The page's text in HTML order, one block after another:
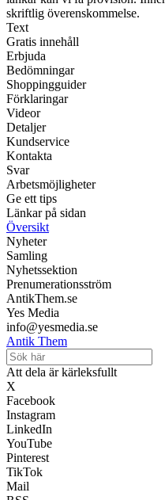
skriftlig överenskommelse.
Text
Gratis innehåll
Erbjuda
Bedömningar
Shoppingguider
Förklaringar
Videor
Detaljer
Kundservice
Kontakta
Svar
Arbetsmöjligheter
Ge ett tips
Länkar på sidan
Översikt
Nyheter
Samling
Nyhetssektion
Prenumerationsström
AntikThem.se
Yes Media
info@yesmedia.se
Antik Them
Att dela är kärleksfullt
X
Facebook
Instagram
LinkedIn
YouTube
Pinterest
TikTok
Mail